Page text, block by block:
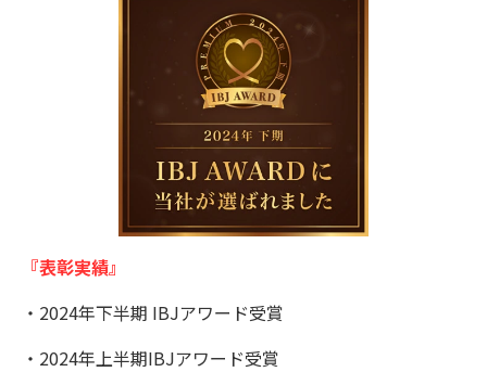
『表彰実績』
・2024年下半期 IBJアワード受賞
・2024年上半期IBJアワード受賞